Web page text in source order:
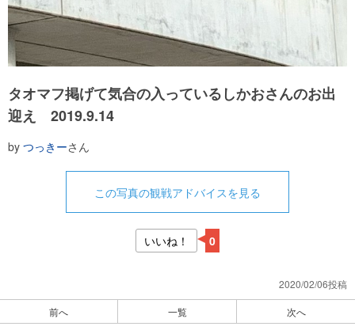
タオマフ掲げて気合の入っているしかおさんのお出
迎え 2019.9.14
by つっきーさん
この写真の観戦アドバイスを見る
いいね！ 0
2020/02/06投稿
前へ 一覧 次へ